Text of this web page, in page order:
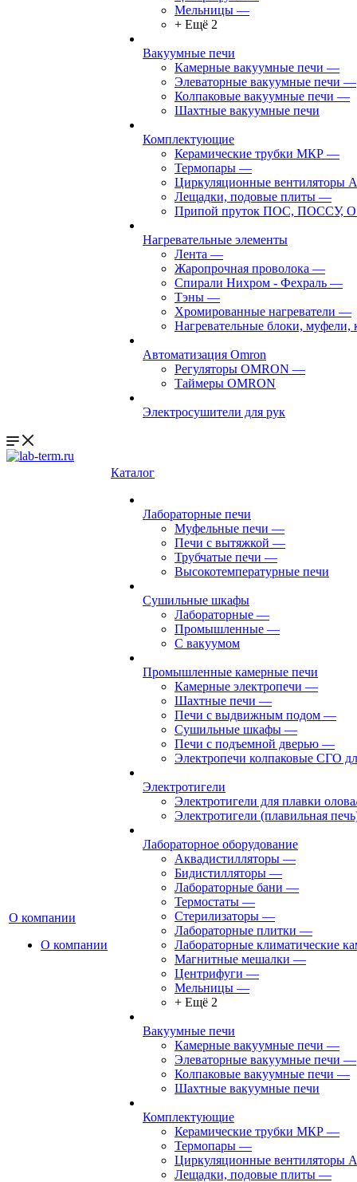
Мельницы —
+ Ещё 2
Вакуумные печи
Камерные вакуумные печи —
Элеваторные вакуумные печи —
Колпаковые вакуумные печи —
Шахтные вакуумные печи
Комплектующие
Керамические трубки МКР —
Термопары —
Циркуляционные вентиляторы
Лещадки, подовые плиты —
Припой пруток ПОС, ПОССУ,
Нагревательные элементы
Лента —
Жаропрочная проволока —
Спирали Нихром - Фехраль —
Тэны —
Хромированные нагреватели —
Нагревательные блоки, муфели,
Автоматизация Omron
Регуляторы OMRON —
Таймеры OMRON
Электросушители для рук
О компании
О компании
Каталог
Лабораторные печи
Муфельные печи —
Печи с вытяжкой —
Трубчатые печи —
Высокотемпературные печи
Сушильные шкафы
Лабораторные —
Промышленные —
С вакуумом
Промышленные камерные печи
Камерные электропечи —
Шахтные печи —
Печи с выдвижным подом —
Сушильные шкафы —
Печи с подъемной дверью —
Электропечи колпаковые СГО
Электротигели
Электротигели для плавки
Электротигели (плавильная
Лабораторное оборудование
Аквадистилляторы —
Бидистилляторы —
Лабораторные бани —
Термостаты —
Стерилизаторы —
Лабораторные плитки —
Лабораторные климатические
Магнитные мешалки —
Центрифуги —
Мельницы —
+ Ещё 2
Вакуумные печи
Камерные вакуумные печи —
Элеваторные вакуумные печи —
Колпаковые вакуумные печи —
Шахтные вакуумные печи
Комплектующие
Керамические трубки МКР —
Термопары —
Циркуляционные вентиляторы
Лещадки, подовые плиты —